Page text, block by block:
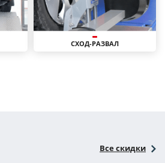
СХОД-РАЗВАЛ
Все скидки